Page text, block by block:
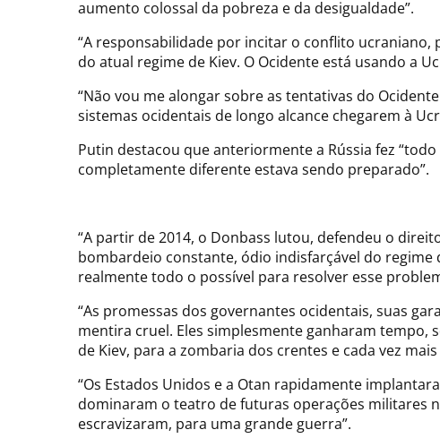
aumento colossal da pobreza e da desigualdade”.
“A responsabilidade por incitar o conflito ucraniano,
do atual regime de Kiev. O Ocidente está usando a
“Não vou me alongar sobre as tentativas do
sistemas ocidentais de longo alcance chegarem à
Putin destacou que anteriormente a Rússia fez
completamente diferente estava sendo preparado”.
“A partir de 2014, o Donbass lutou, defendeu o
bombardeio constante, ódio indisfarçável do regime
realmente todo o possível para resolver esse
“As promessas dos governantes ocidentais, suas
mentira cruel. Eles simplesmente ganharam tempo,
de Kiev, para a zombaria dos crentes e cada vez
“Os Estados Unidos e a Otan rapidamente
dominaram o teatro de futuras operações militares
escravizaram, para uma grande guerra”.